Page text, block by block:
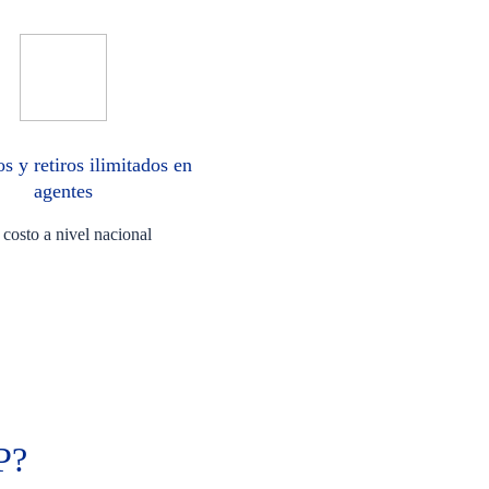
y retiros ilimitados en
agentes
a nivel nacional